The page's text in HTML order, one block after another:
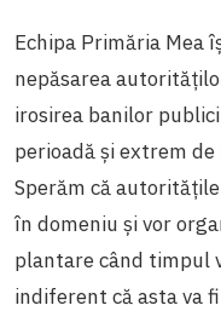
Echipa Primăria Mea
nepăsarea
irosirea banilor
perioadă și extrem
Sperăm că
în domeniu și vor
plantare când timpul
indiferent că asta va